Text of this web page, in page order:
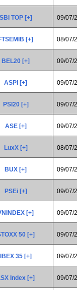
SBI TOP [+] 09/07/
[+] 08/07/
BEL20 [+] 09/07/
ASPI [+] 09/07/
PSI20 [+] 09/07/
ASE [+] 09/07/
LuxX [+] 08/07/
BUX [+] 09/07/
PSEi [+] 09/07/
[+] 09/07/
50 [+] 09/07/
IBEX 35 [+] 09/07/
Index [+] 09/07/